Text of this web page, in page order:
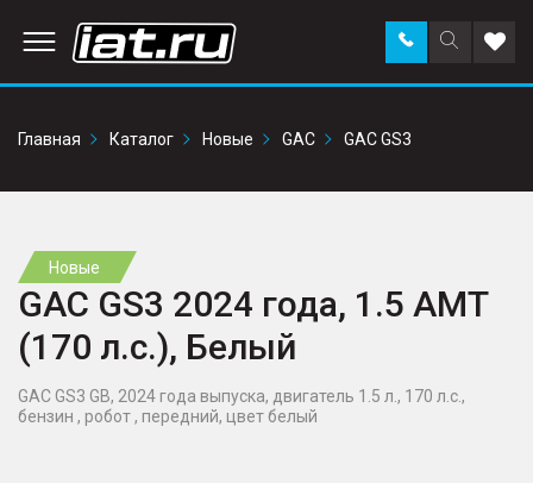
Поиск
по
Заказать
звонок в
Главная
Каталог Новые GAC GAC GS3
Новые
GAC GS3 2024 года, 1.5 AMT
(170 л.с.), Белый
GAC GS3 GB, 2024 года выпуска, двигатель 1.5 л., 170 л.с.,
бензин , робот , передний, цвет белый